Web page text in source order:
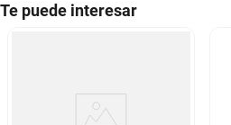
Te puede interesar